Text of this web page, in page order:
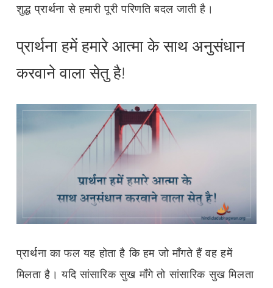
शुद्ध प्रार्थना से हमारी पूरी परिणति बदल जाती है।
प्रार्थना हमें हमारे आत्मा के साथ अनुसंधान
करवाने वाला सेतु है!
प्रार्थना का फल यह होता है कि हम जो माँगते हैं वह हमें
मिलता है। यदि सांसारिक सुख माँगे तो सांसारिक सुख मिलता